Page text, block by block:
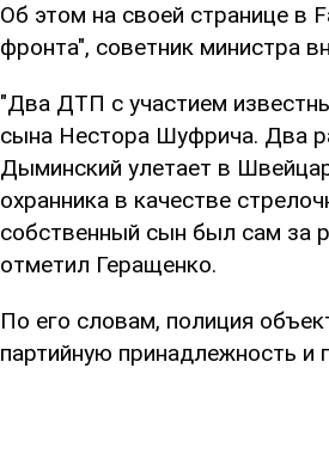
Об этом на своей странице в
фронта", советник министра
"Два ДТП с участием
сына Нестора Шуфрича. Два
Дыминский улетает в
охранника в качестве
собственный сын был сам за
отметил Геращенко.
По его словам, полиция
партийную принадлежность и